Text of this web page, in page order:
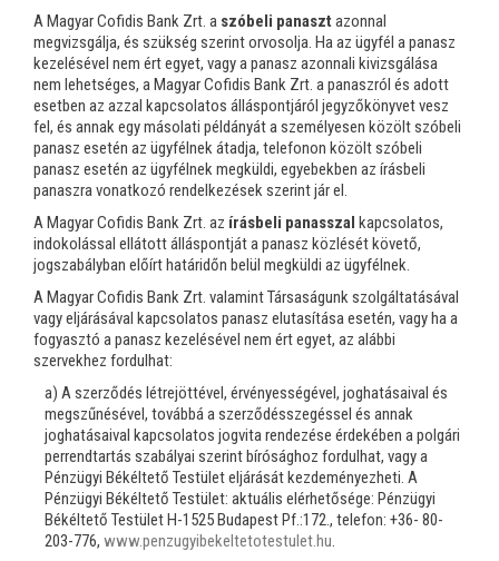
A Magyar Cofidis Bank Zrt. a szóbeli panaszt azonnal
megvizsgálja, és szükség szerint orvosolja. Ha az ügyfél a panasz
kezelésével nem ért egyet, vagy a panasz azonnali kivizsgálása
nem lehetséges, a Magyar Cofidis Bank Zrt. a panaszról és adott
esetben az azzal kapcsolatos álláspontjáról jegyzőkönyvet vesz
fel, és annak egy másolati példányát a személyesen közölt szóbeli
panasz esetén az ügyfélnek átadja, telefonon közölt szóbeli
panasz esetén az ügyfélnek megküldi, egyebekben az írásbeli
panaszra vonatkozó rendelkezések szerint jár el.
A Magyar Cofidis Bank Zrt. az írásbeli panasszal kapcsolatos,
indokolással ellátott álláspontját a panasz közlését követő,
jogszabályban előírt határidőn belül megküldi az ügyfélnek.
A Magyar Cofidis Bank Zrt. valamint Társaságunk szolgáltatásával
vagy eljárásával kapcsolatos panasz elutasítása esetén, vagy ha a
fogyasztó a panasz kezelésével nem ért egyet, az alábbi
szervekhez fordulhat:
a) A szerződés létrejöttével, érvényességével, joghatásaival és
megszűnésével, továbbá a szerződésszegéssel és annak
joghatásaival kapcsolatos jogvita rendezése érdekében a polgári
perrendtartás szabályai szerint bírósághoz fordulhat, vagy a
Pénzügyi Békéltető Testület eljárását kezdeményezheti. A
Pénzügyi Békéltető Testület: aktuális elérhetősége: Pénzügyi
Békéltető Testület H-1525 Budapest Pf.:172., telefon: +36- 80-
203-776, www.penzugyibekeltetotestulet.hu